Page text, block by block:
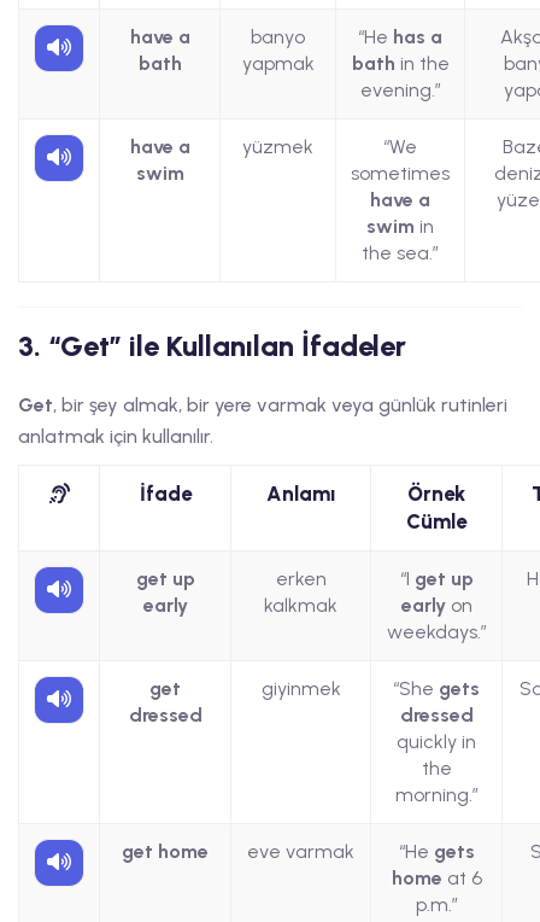
have a
bath
banyo
yapmak
“He has a
bath in the
evening.”
have a
swim
yüzmek
“We
sometimes
have a
swim in
the sea.”
3. “Get” ile Kullanılan İfadeler
Get, bir şey almak, bir yere varmak veya günlük rutinleri
anlatmak için kullanılır.
İfade Anlamı
Örnek
Cümle
get up
early
erken
kalkmak
“I get up
earlyon
weekdays.”
get
dressed
giyinmek “She gets
dressed
quickly in
the
morning.”
get home eve varmak “He gets
home at 6
p.m.”